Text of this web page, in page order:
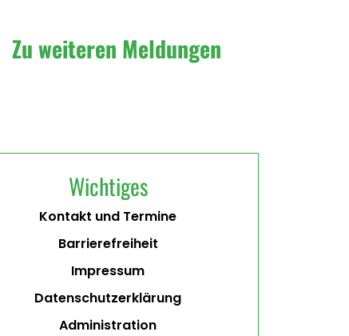
Zu weiteren Meldungen
Wichtiges
Kontakt und Termine
Barrierefreiheit
Impressum
Datenschutzerklärung
Administration